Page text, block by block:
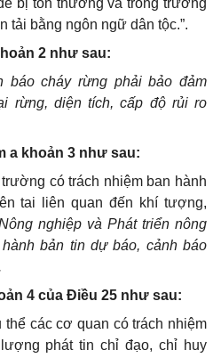
bị tổn thương và trong trường
tải bằng ngôn ngữ dân tộc.”.
2 như sau:
báo cháy rừng phải bảo đảm
rừng, diện tích, cấp độ rủi ro
a khoản 3 như sau:
có trách nhiệm ban hành
tai liên quan đến khí tượng,
nghiệp và Phát triển nông
bản tin dự báo, cảnh báo
4 của Điều 25 như sau:
thể các cơ quan có trách nhiệm
phát tin chỉ đạo, chỉ huy